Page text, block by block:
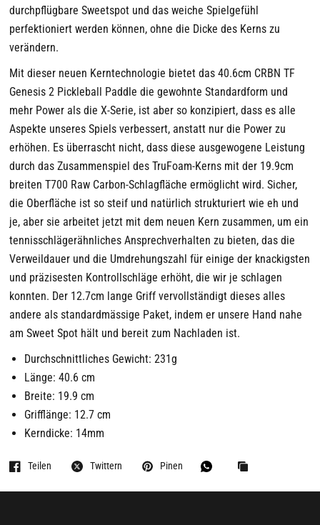
durchpflügbare Sweetspot und das weiche Spielgefühl
perfektioniert werden können, ohne die Dicke des Kerns zu
verändern.
Mit dieser neuen Kerntechnologie bietet das 40.6cm CRBN TF
Genesis 2 Pickleball Paddle die gewohnte Standardform und
mehr Power als die X-Serie, ist aber so konzipiert, dass es alle
Aspekte unseres Spiels verbessert, anstatt nur die Power zu
erhöhen. Es überrascht nicht, dass diese ausgewogene Leistung
durch das Zusammenspiel des TruFoam-Kerns mit der 19.9cm
breiten T700 Raw Carbon-Schlagfläche ermöglicht wird. Sicher,
die Oberfläche ist so steif und natürlich strukturiert wie eh und
je, aber sie arbeitet jetzt mit dem neuen Kern zusammen, um ein
tennisschlägerähnliches Ansprechverhalten zu bieten, das die
Verweildauer und die Umdrehungszahl für einige der knackigsten
und präzisesten Kontrollschläge erhöht, die wir je schlagen
konnten. Der 12.7cm lange Griff vervollständigt dieses alles
andere als standardmässige Paket, indem er unsere Hand nahe
am Sweet Spot hält und bereit zum Nachladen ist.
Durchschnittliches Gewicht: 231g
Länge: 40.6 cm
Breite: 19.9 cm
Grifflänge: 12.7 cm
Kerndicke: 14mm
Teilen Twittern Pinen